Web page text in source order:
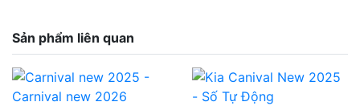
Sản phẩm liên quan